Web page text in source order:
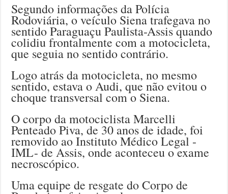
Segundo informações da Polícia
Rodoviária, o veículo Siena trafegava no
sentido Paraguaçu Paulista-Assis quando
colidiu frontalmente com a motocicleta,
que seguia no sentido contrário.
Logo atrás da motocicleta, no mesmo
sentido, estava o Audi, que não evitou o
choque transversal com o Siena.
O corpo da motociclista Marcelli
Penteado Piva, de 30 anos de idade, foi
removido ao Instituto Médico Legal -
IML- de Assis, onde aconteceu o exame
necroscópico.
Uma equipe de resgate do Corpo de